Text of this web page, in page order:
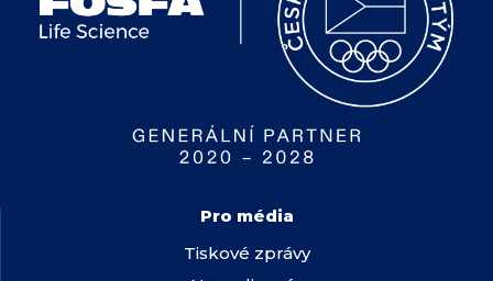
Pro média
Tiskové zprávy